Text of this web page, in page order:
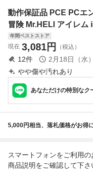
動作保証品 PCE PCエ
冒険 Mr.HELI アイレム
年間ベストストア
現在 3,081円 （税込）
12件 2月18日（水
やや傷や汚れあり
あなただけの特別なク
5,000円相当、落札価格がお得
スマートフォンをご利用
商品説明をご確認して下さ